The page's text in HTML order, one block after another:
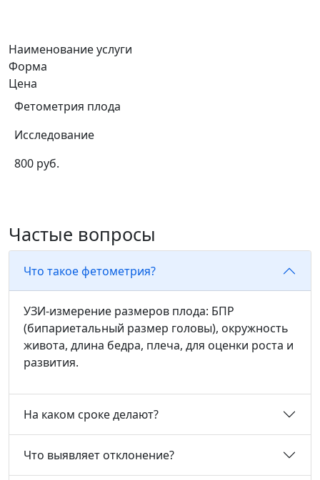
Наименование услуги
Форма
Цена
Фетометрия плода
Исследование
800 руб.
Частые вопросы
Что такое фетометрия?
УЗИ-измерение размеров плода: БПР
(бипариетальный размер головы), окружность
живота, длина бедра, плеча, для оценки роста и
развития.
На каком сроке делают?
Что выявляет отклонение?